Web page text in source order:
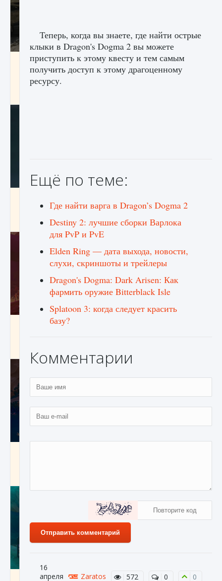
Как исправить текстовую ошибку
пользовательского интерфейса Delta
Force Hawk Ops
Hawk Ops
9 августа 2024 1 286 0 0
Как приручить существ джунглей Нари в
Как приручить существ из степей Тамура в
Теперь, когда вы знаете, где найти острые
клыки в Dragon's Dogma 2 вы можете
приступить к этому квесту и тем самым
получить доступ к этому драгоценному
ресурсу.
Ещё по теме:
Где найти варга в Dragon’s Dogma 2
Destiny 2: лучшие сборки Варлока
для PvP и PvE
Elden Ring — дата выхода, новости,
слухи, скриншоты и трейлеры
Dragon's Dogma: Dark Arisen: Как
фармить оружие Bitterblack Isle
Splatoon 3: когда следует красить
базу?
Комментарии
Отправить комментарий
16
апреля
Zaratos 572 0 0